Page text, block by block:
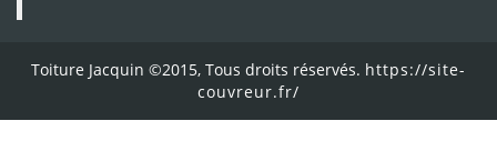
Toiture Jacquin ©2015, Tous droits réservés. https://site-
couvreur.fr/